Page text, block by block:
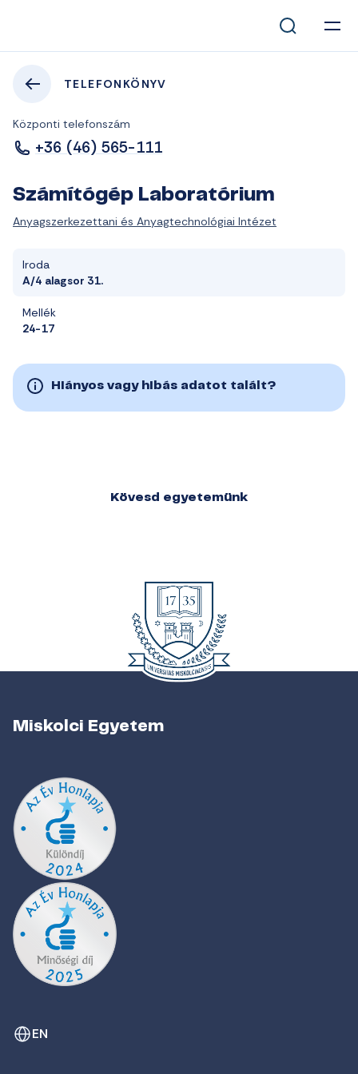
TELEFONKÖNYV
Központi telefonszám
+36 (46) 565-111
Számítógép Laboratórium
Anyagszerkezettani és Anyagtechnológiai Intézet
Iroda
A/4 alagsor 31.
Mellék
24-17
Hiányos vagy hibás adatot talált?
Kövesd egyetemünk
Miskolci Egyetem
EN